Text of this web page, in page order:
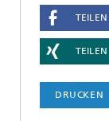
TEILEN
TEILEN
DRUCKEN